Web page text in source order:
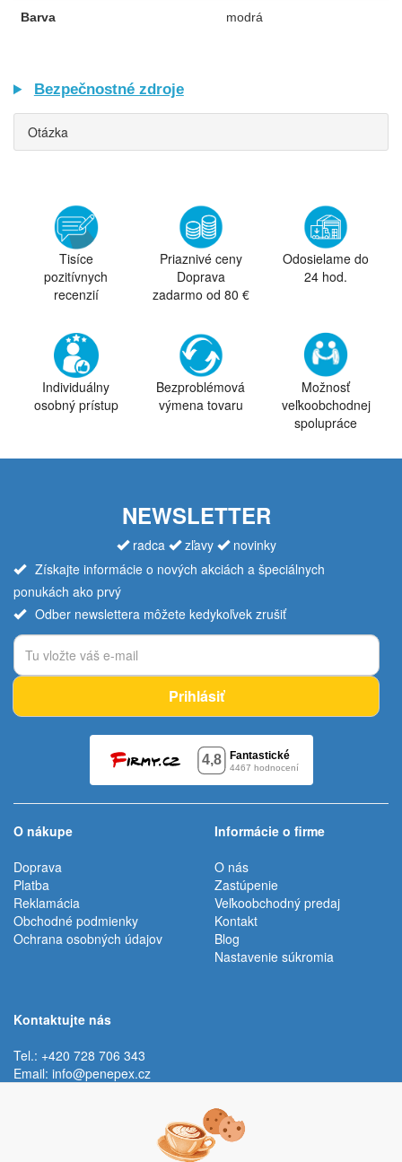
Barva modrá
Bezpečnostné zdroje
Otázka
Tisíce
pozitívnych
recenzií
Priaznivé ceny
Doprava
zadarmo od 80 €
Odosielame do
24 hod.
Individuálny
osobný prístup
Bezproblémová
výmena tovaru
Možnosť
veľkoobchodnej
spolupráce
NEWSLETTER
radca zľavy
novinky
Získajte informácie o nových akciách a špeciálnych
ponukách ako prvý
Odber newslettera môžete kedykoľvek zrušiť
Prihlásiť
O nákupe
Doprava
Platba
Reklamácia
Obchodné podmienky
Ochrana osobných údajov
Informácie o firme
O nás
Zastúpenie
Veľkoobchodný predaj
Kontakt
Blog
Nastavenie súkromia
Kontaktujte nás
Tel.: +420 728 706 343
Email: info@penepex.cz
Trávník 2076, 686 03 Staré Město